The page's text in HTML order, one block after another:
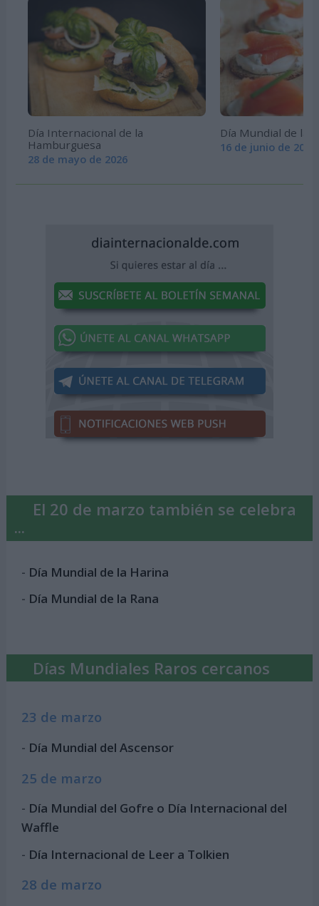
Día Internacional de la
Hamburguesa
28 de mayo de 2026
Día Mundial de la
16 de junio de 2026
El 20 de marzo también se celebra
...
- Día Mundial de la Harina
- Día Mundial de la Rana
Días Mundiales Raros cercanos
23 de marzo
- Día Mundial del Ascensor
25 de marzo
- Día Mundial del Gofre o Día Internacional del
Waffle
- Día Internacional de Leer a Tolkien
28 de marzo